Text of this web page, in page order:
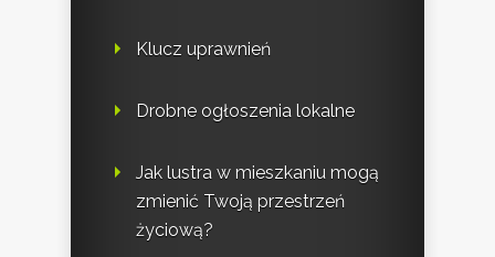
Klucz uprawnień
Drobne ogłoszenia lokalne
Jak lustra w mieszkaniu mogą
zmienić Twoją przestrzeń
życiową?